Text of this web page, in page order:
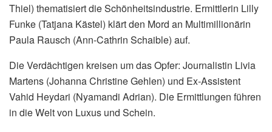
Thiel) thematisiert die Schönheitsindustrie. Ermittlerin Lilly
Funke (Tatjana Kästel) klärt den Mord an Multimillionärin
Paula Rausch (Ann-Cathrin Schaible) auf.
Die Verdächtigen kreisen um das Opfer: Journalistin Livia
Martens (Johanna Christine Gehlen) und Ex-Assistent
Vahid Heydari (Nyamandi Adrian). Die Ermittlungen führen
in die Welt von Luxus und Schein.